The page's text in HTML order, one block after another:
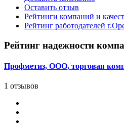
Оставить отзыв
Рейтинги компаний и
Рейтинг работодателей
Рейтинг надежности
Профметиз, ООО, торговая
1 отзывов